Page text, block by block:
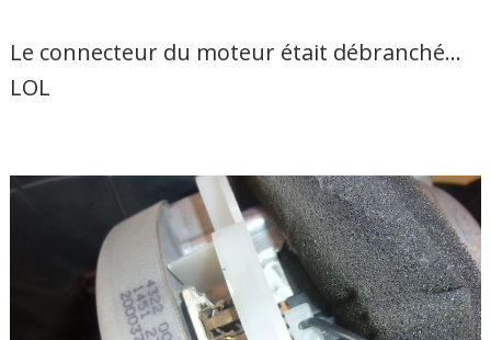
Le connecteur du moteur était débranché…
LOL